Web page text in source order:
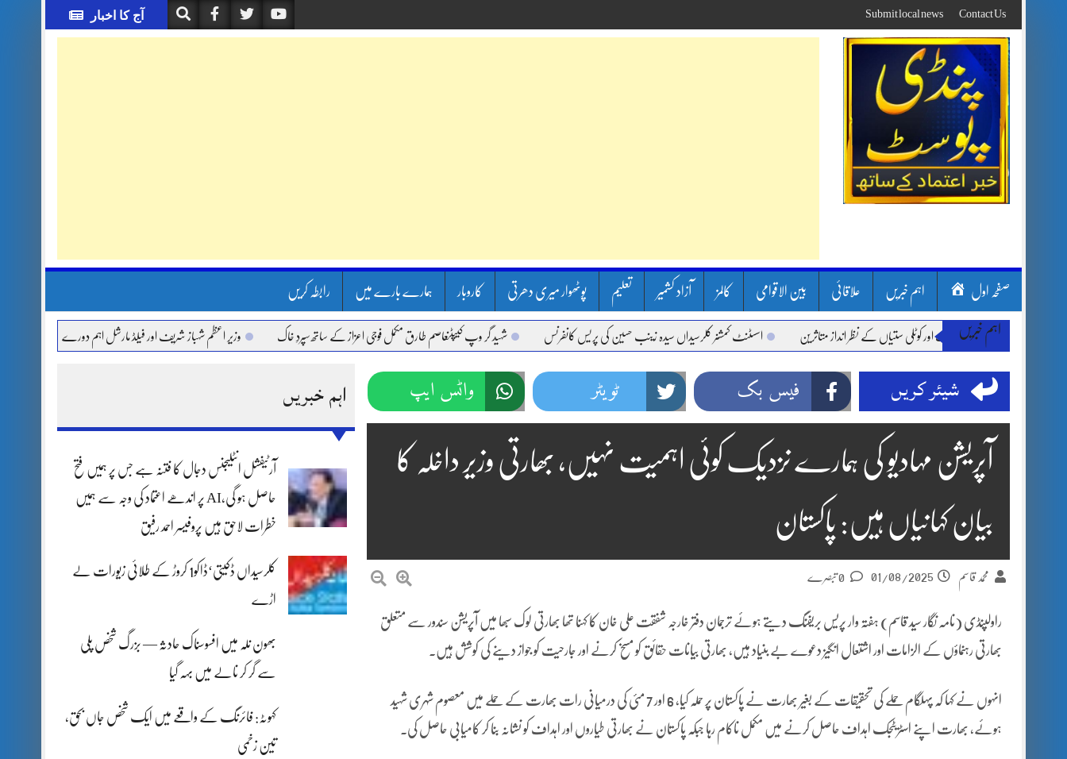
to
content
آج کا اخبار Contact Us
Submit local news
صفحہ اول اہم خبریں علاقائی بین الاقوامی کالمز آزاد کشمیر تعلیم پوٹھوار میری دھرتی کاروبار ہمارے بارے میں رابطہ کریں
اہم خبریں
بارشیں، لینڈ سلائیڈنگ اور کوٹلی ستیاں کے نظر انداز متاثرین اسسٹنٹ کمشنر کلرسیداں سیدہ زینب حسین کی پریس کانفرنس شہید گر وپ کیپٹنعاصم طارق مکمل فوجی اعزاز کے ساتھ سپردِ خاک وزیر اعظم شہباز شریف اور فیلڈ مارشل اہم دورے پر سعودی عرب روانہ
اہم خبریں
آرٹیفشل انٹلیجنس دجال کا فتنہ ہے جس پر ہمیں فتح
حاصل ہو گی،AI پر اندھے اعتماد کی وجہ سے ہمیں
خطرات لاحق ہیں پروفیسر احمد رفیق
کلرسیداں ڈکیتی‘ڈاکو1 کروڑ کے طلائی زیورات لے
اڑے
بھون نلہ میں افسوسناک حادثہ — بزرگ شخص پلی
سے گر کر نالے میں بہہ گیا
کہوٹہ: فائرنگ کے واقعے میں ایک شخص جاں بحق،
تین زخمی
شیئر کریں فیس بک ٹویٹر واٹس ایپ
آپریشن مہادیو کی ہمارے نزدیک کوئی اہمیت نہیں، بھارتی وزیر داخلہ کا
بیان کہانیاں ہیں: پاکستان
محمد قاسم 01/08/2025
راولپنڈی (نامہ نگار سید قاسم) ہفتہ وار پریس بریفنگ دیتے ہوئے ترجمان دفتر خارجہ شفقت علی خان کا کہنا تھا بھارتی لوک سبھا میں آپریشن سندور سے متعلق
بھارتی رہنماؤں کے الزامات اور اشتعال انگیز دعوے بے بنیاد ہیں، بھارتی بیانات حقائق کو مسخ کرنے اور جارحیت کو جواز دینے کی کوشش ہیں۔
انہوں نے کہا کہ پہلگام حملے کی تحقیقات کے بغیر بھارت نے پاکستان پر حملہ کیا، 6 اور 7 مئی کی درمیانی رات بھارت کے حملے میں معصوم شہری شہید
ہوئے، بھارت اپنے اسٹریٹجک اہداف حاصل کرنے میں مکمل ناکام رہا جبکہ پاکستان نے بھارتی طیاروں اور اہداف کو نشانہ بنا کر کامیابی حاصل کی۔